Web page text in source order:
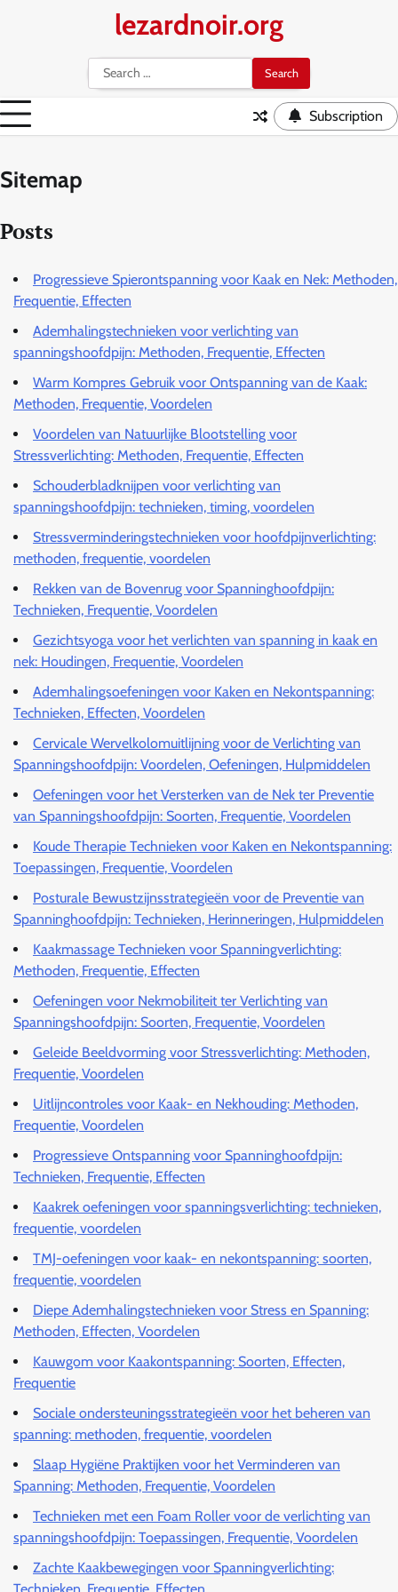
lezardnoir.org
Search
for:
Subscription
Sitemap
Posts
Progressieve Spierontspanning voor Kaak en Nek: Methoden,
Frequentie, Effecten
Ademhalingstechnieken voor verlichting van
spanningshoofdpijn: Methoden, Frequentie, Effecten
Warm Kompres Gebruik voor Ontspanning van de Kaak:
Methoden, Frequentie, Voordelen
Voordelen van Natuurlijke Blootstelling voor
Stressverlichting: Methoden, Frequentie, Effecten
Schouderbladknijpen voor verlichting van
spanningshoofdpijn: technieken, timing, voordelen
Stressverminderingstechnieken voor hoofdpijnverlichting:
methoden, frequentie, voordelen
Rekken van de Bovenrug voor Spanninghoofdpijn:
Technieken, Frequentie, Voordelen
Gezichtsyoga voor het verlichten van spanning in kaak en
nek: Houdingen, Frequentie, Voordelen
Ademhalingsoefeningen voor Kaken en Nekontspanning:
Technieken, Effecten, Voordelen
Cervicale Wervelkolomuitlijning voor de Verlichting van
Spanningshoofdpijn: Voordelen, Oefeningen, Hulpmiddelen
Oefeningen voor het Versterken van de Nek ter Preventie
van Spanningshoofdpijn: Soorten, Frequentie, Voordelen
Koude Therapie Technieken voor Kaken en Nekontspanning:
Toepassingen, Frequentie, Voordelen
Posturale Bewustzijnsstrategieën voor de Preventie van
Spanninghoofdpijn: Technieken, Herinneringen, Hulpmiddelen
Kaakmassage Technieken voor Spanningverlichting:
Methoden, Frequentie, Effecten
Oefeningen voor Nekmobiliteit ter Verlichting van
Spanningshoofdpijn: Soorten, Frequentie, Voordelen
Geleide Beeldvorming voor Stressverlichting: Methoden,
Frequentie, Voordelen
Uitlijncontroles voor Kaak- en Nekhouding: Methoden,
Frequentie, Voordelen
Progressieve Ontspanning voor Spanninghoofdpijn:
Technieken, Frequentie, Effecten
Kaakrek oefeningen voor spanningsverlichting: technieken,
frequentie, voordelen
TMJ-oefeningen voor kaak- en nekontspanning: soorten,
frequentie, voordelen
Diepe Ademhalingstechnieken voor Stress en Spanning:
Methoden, Effecten, Voordelen
Kauwgom voor Kaakontspanning: Soorten, Effecten,
Frequentie
Sociale ondersteuningsstrategieën voor het beheren van
spanning: methoden, frequentie, voordelen
Slaap Hygiëne Praktijken voor het Verminderen van
Spanning: Methoden, Frequentie, Voordelen
Technieken met een Foam Roller voor de verlichting van
spanningshoofdpijn: Toepassingen, Frequentie, Voordelen
Zachte Kaakbewegingen voor Spanningverlichting: